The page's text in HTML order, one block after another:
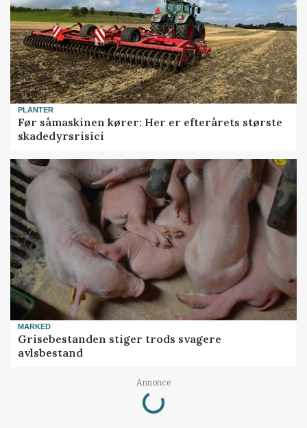
PLANTER
Før såmaskinen kører: Her er efterårets største
skadedyrsrisici
MARKED
Grisebestanden stiger trods svagere
avlsbestand
Annonce
Loading...